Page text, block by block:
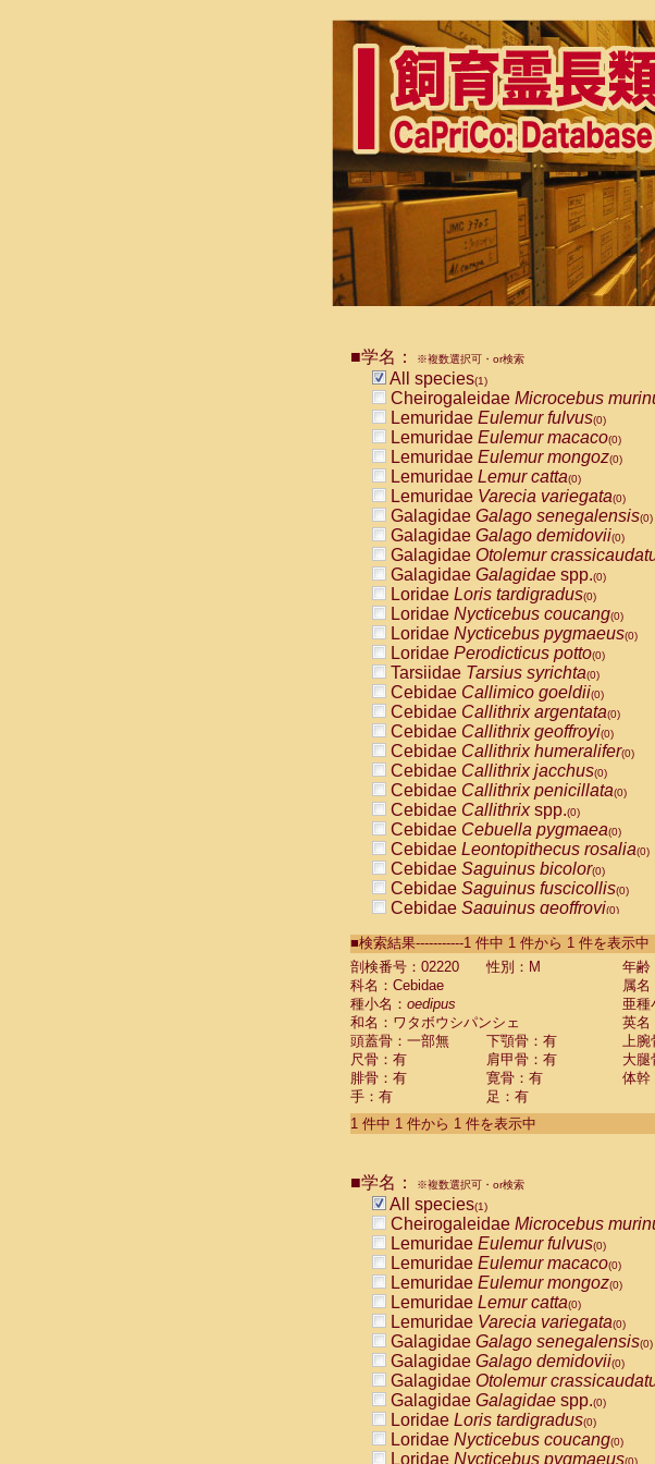
■学名： ※複数選択可・or検索
All species(1)
Cheirogaleidae Microcebus
Lemuridae Eulemur fulvus(0)
Lemuridae Eulemur macaco(0)
Lemuridae Eulemur mongoz(0)
Lemuridae Lemur catta(0)
Lemuridae Varecia variegata(0)
Galagidae Galago senegalensis(0)
Galagidae Galago demidovii(0)
Galagidae Otolemur
Galagidae Galagidae spp.(0)
Loridae Loris tardigradus(0)
Loridae Nycticebus coucang(0)
Loridae Nycticebus pygmaeus(0)
Loridae Perodicticus potto(0)
Tarsiidae Tarsius syrichta(0)
Cebidae Callimico goeldii(0)
Cebidae Callithrix argentata(0)
Cebidae Callithrix geoffroyi(0)
Cebidae Callithrix humeralifer(0)
Cebidae Callithrix jacchus(0)
Cebidae Callithrix penicillata(0)
Cebidae Callithrixspp.(0)
Cebidae Cebuella pygmaea(0)
Cebidae Leontopithecus rosalia(0)
Cebidae Saguinus bicolor(0)
Cebidae Saguinus fuscicollis(0)
Cebidae Saguinus geoffroyi(0)
CebidaeSaguinus labiatus(0)
Cebidae Saguinus leucopus (0)
Cebidae
Cebidae
CebidaeSaguinus nigricollis (0)
Cebidae Saguinus oedipus
Cebidae Saguinus weddelli
Cebidae Saguinusspp.
Cebidae Aotus trivirgatus
Cebidae Cebus albifrons
CebidaeCebus nigrivittatus
CebidaeCebus
CebidaeSaimiri boliviensis(0)
CebidaeSaimiri sciureus(0)
AtelidaeAlouatta caraya(0)
AtelidaeAlouatta fusca(0)
AtelidaeAlouatta seniculus
AtelidaeAlouattaspp.(0)
AtelidaeAteles belzebuth(0)
AtelidaeAteles geoffroyi(0)
AtelidaeAteles paniscus(0)
AtelidaeAtelesspp.(0)
Atelidae Lagothrix lagothricha
AtelidaeLagothrix lagothricha cana
PitheciidaeCacajao calvus
■検索結果-----------1 件中 1 件から 1 件を表示中
剖検番号：02220
性別：M
年齢
科名：Cebidae
属名
種小名： oedipus
亜種
和名：ワタボウシパンシェ
英名
頭蓋骨：一部無
下顎骨：有 上腕
尺骨：有
肩甲骨：有 大腿
腓骨：有
寛骨：有
体幹
手：有
足：有
1 件中 1 件から 1 件を表示中
■学名： ※複数選択可・or検索
All species(1)
Cheirogaleidae Microcebus
Lemuridae Eulemur fulvus(0)
Lemuridae Eulemur macaco(0)
Lemuridae Eulemur mongoz(0)
Lemuridae Lemur catta(0)
Lemuridae Varecia variegata(0)
Galagidae Galago senegalensis(0)
Galagidae Galago demidovii(0)
Galagidae Otolemur
Galagidae Galagidae spp.(0)
Loridae Loris tardigradus(0)
Loridae Nycticebus coucang(0)
Loridae Nycticebus pygmaeus(0)